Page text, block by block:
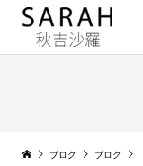
ブログ ブログ